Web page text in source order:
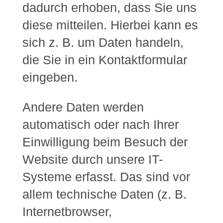
dadurch erhoben, dass Sie uns
diese mitteilen. Hierbei kann es
sich z. B. um Daten handeln,
die Sie in ein Kontaktformular
eingeben.
Andere Daten werden
automatisch oder nach Ihrer
Einwilligung beim Besuch der
Website durch unsere IT-
Systeme erfasst. Das sind vor
allem technische Daten (z. B.
Internetbrowser,